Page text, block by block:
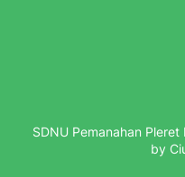
SDNU Pemanahan
by